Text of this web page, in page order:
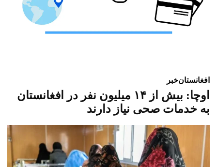
افغانستانخبر
اوچا: بیش از ۱۴ میلیون نفر در افغانستان
به خدمات صحی نیاز دارند